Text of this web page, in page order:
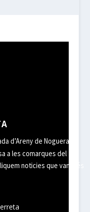
d’Areny de Noguera,
a les comarques del
noticies que van més